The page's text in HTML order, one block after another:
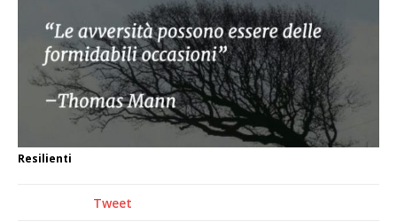
Crisi idrica: il Comune di Vercelli introduce
alcune limitazioni all’utilizzo dell’acqua
Incendio sul Monte Barone: si estende il
fronte. Evacuato il rifugio e chiusi tutti i
sentieri
Vercelli: in alcune vie nuova tracciatura delle
dell’arcivescovo mons. Marco Arnolfo
Resilienti
Tweet